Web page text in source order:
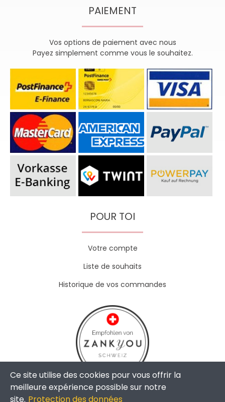
PAIEMENT
Vos options de paiement avec nous
Payez simplement comme vous le souhaitez.
POUR TOI
Votre compte
Liste de souhaits
Historique de vos commandes
Ce site utilise des cookies pour vous offrir la
meilleure expérience possible sur notre
site. Protection des données